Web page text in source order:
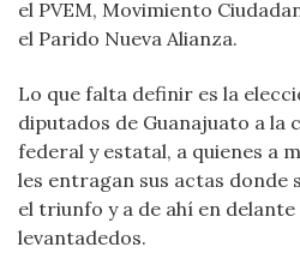
el PVEM, Movimiento
el Parido Nueva Alianza.
Lo que falta definir es la
diputados de Guanajuato a la
federal y estatal, a quienes a
les entragan sus actas donde
el triunfo y a de ahí en
levantadedos.